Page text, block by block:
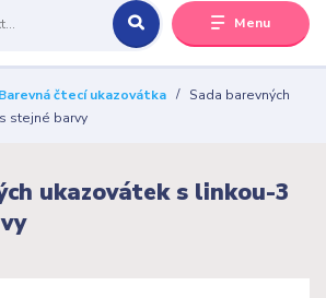
Menu
Barevná čtecí ukazovátka
Sada barevných
stejné barvy
ukazovátek s linkou-3